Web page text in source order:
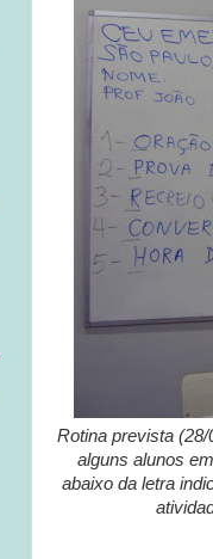
Rotina prevista
alguns alunos
abaixo da letra